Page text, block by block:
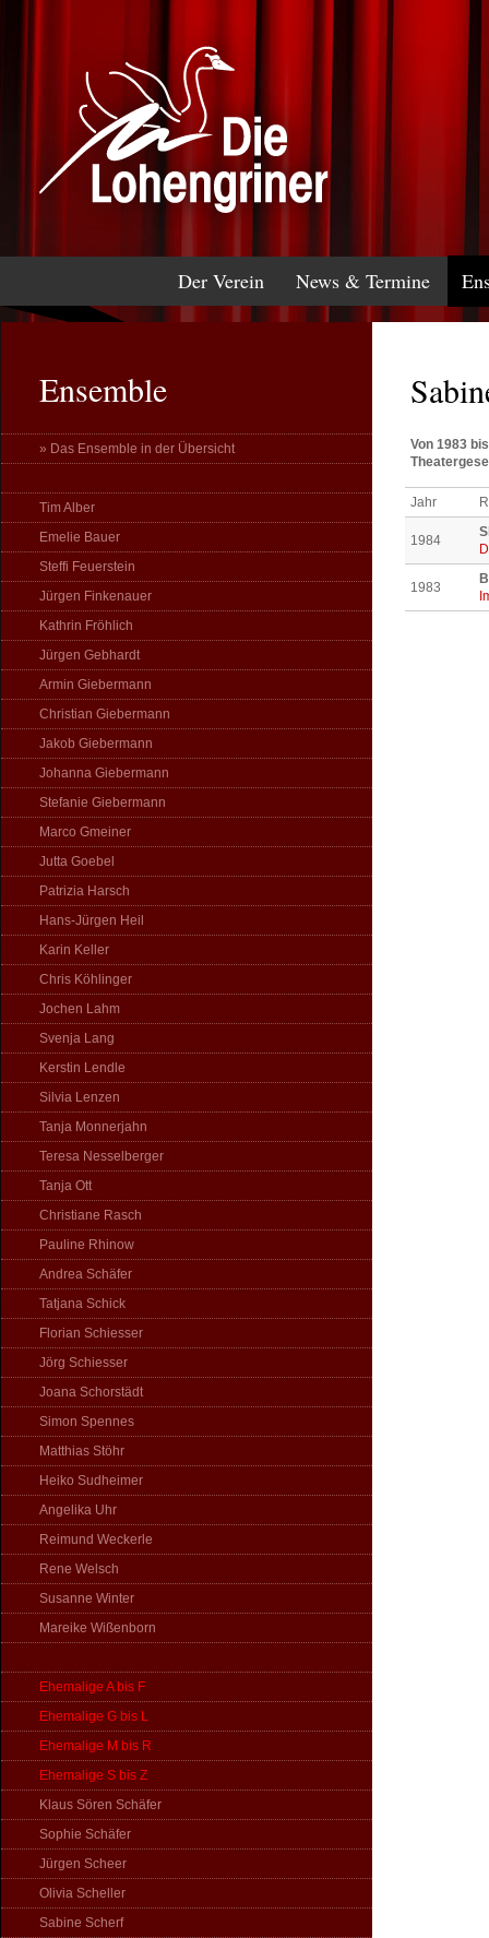
Der Verein News & Termine
Ensemble
» Das Ensemble in der Übersicht
Tim Alber
Emelie Bauer
Steffi Feuerstein
Jürgen Finkenauer
Kathrin Fröhlich
Jürgen Gebhardt
Armin Giebermann
Christian Giebermann
Jakob Giebermann
Johanna Giebermann
Stefanie Giebermann
Marco Gmeiner
Jutta Goebel
Patrizia Harsch
Hans-Jürgen Heil
Karin Keller
Chris Köhlinger
Jochen Lahm
Svenja Lang
Kerstin Lendle
Silvia Lenzen
Tanja Monnerjahn
Teresa Nesselberger
Tanja Ott
Christiane Rasch
Pauline Rhinow
Andrea Schäfer
Tatjana Schick
Florian Schiesser
Jörg Schiesser
Joana Schorstädt
Simon Spennes
Matthias Stöhr
Heiko Sudheimer
Angelika Uhr
Reimund Weckerle
Rene Welsch
Susanne Winter
Mareike Wißenborn
Ehemalige A bis F
Ehemalige G bis L
Ehemalige M bis R
Ehemalige S bis Z
Klaus Sören Schäfer
Sophie Schäfer
Jürgen Scheer
Olivia Scheller
Sabine Scherf
Von 1983
Jahr
1984
1983